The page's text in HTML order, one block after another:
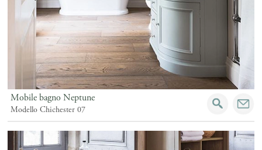
Mobile bagno Neptune
Modello Chichester 07